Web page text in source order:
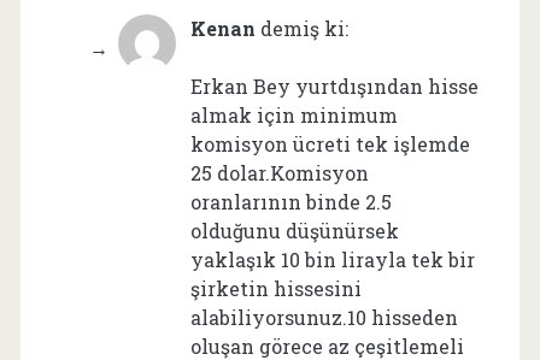
Kenan demiş ki:
Erkan Bey yurtdışından hisse
almak için minimum
komisyon ücreti tek işlemde
25 dolar.Komisyon
oranlarının binde 2.5
olduğunu düşünürsek
yaklaşık 10 bin lirayla tek bir
şirketin hissesini
alabiliyorsunuz.10 hisseden
oluşan görece az çeşitlemeli